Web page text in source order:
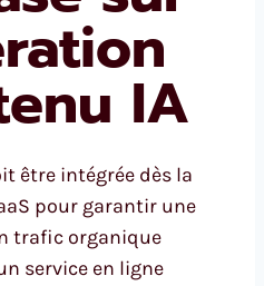
IA
être intégrée dès la
pour garantir une
trafic organique
service en ligne